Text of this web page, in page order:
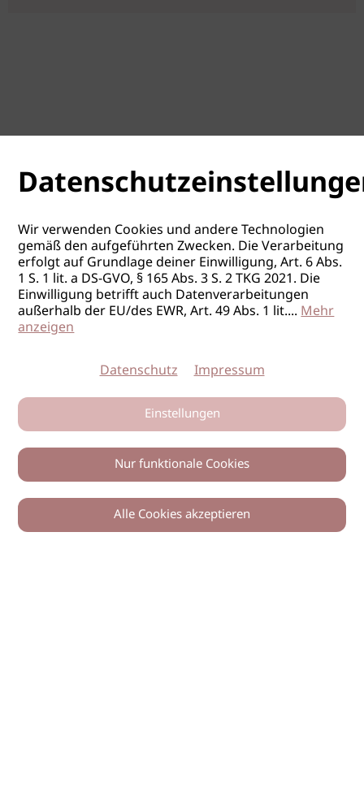
0
Wir verwenden Cookies und andere Technologien
gemäß den aufgeführten Zwecken. Die Verarbeitung
erfolgt auf Grundlage deiner Einwilligung, Art. 6 Abs.
1 S. 1 lit. a DS-GVO, § 165 Abs. 3 S. 2 TKG 2021. Die
Einwilligung betrifft auch Datenverarbeitungen
außerhalb der EU/des EWR, Art. 49 Abs. 1 lit....Mehr
anzeigen
Datenschutz Impressum
Einstellungen
Nur funktionale Cookies
Alle Cookies akzeptieren